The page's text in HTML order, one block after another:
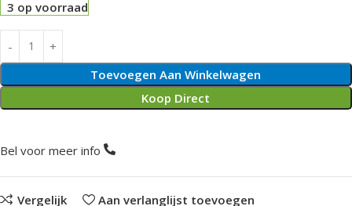
3 op voorraad
Toevoegen Aan Winkelwagen
Koop Direct
Bel voor meer info
Vergelijk Aan verlanglijst toevoegen